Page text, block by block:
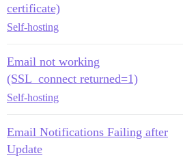
certificate)
Self-hosting
Email not working
(SSL_connect returned=1)
Self-hosting
Email Notifications Failing after
Update